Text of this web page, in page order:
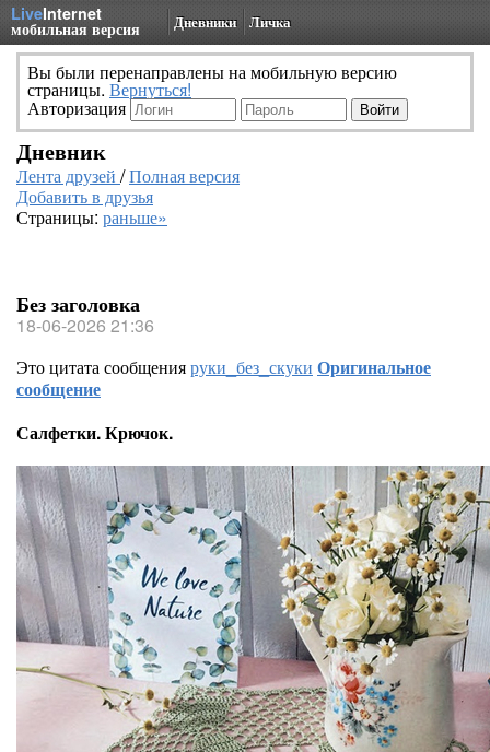
LiveInternet
мобильная версия Дневники Личка
Вы были перенаправлены на мобильную версию
страницы. Вернуться!
Авторизация
Дневник
Лента друзей /Полная версия
Добавить в друзья
Страницы: раньше»
Без заголовка
18-06-2026 21:36
Это цитата сообщенияруки_без_скуки Оригинальное
сообщение
Салфетки. Крючок.